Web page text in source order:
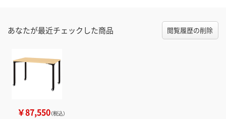
あなたが最近チェックした商品 閲覧履歴の削除
￥87,550（税込）